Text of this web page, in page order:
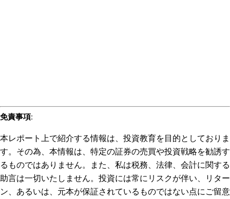
免責事項:
本レポート上で紹介する情報は、投資教育を目的としておりま
す。その為、本情報は、特定の証券の売買や投資戦略を勧誘す
るものではありません。また、私は税務、法律、会計に関する
助言は一切いたしません。投資には常にリスクが伴い、リター
ン、あるいは、元本が保証されているものではない点にご留意